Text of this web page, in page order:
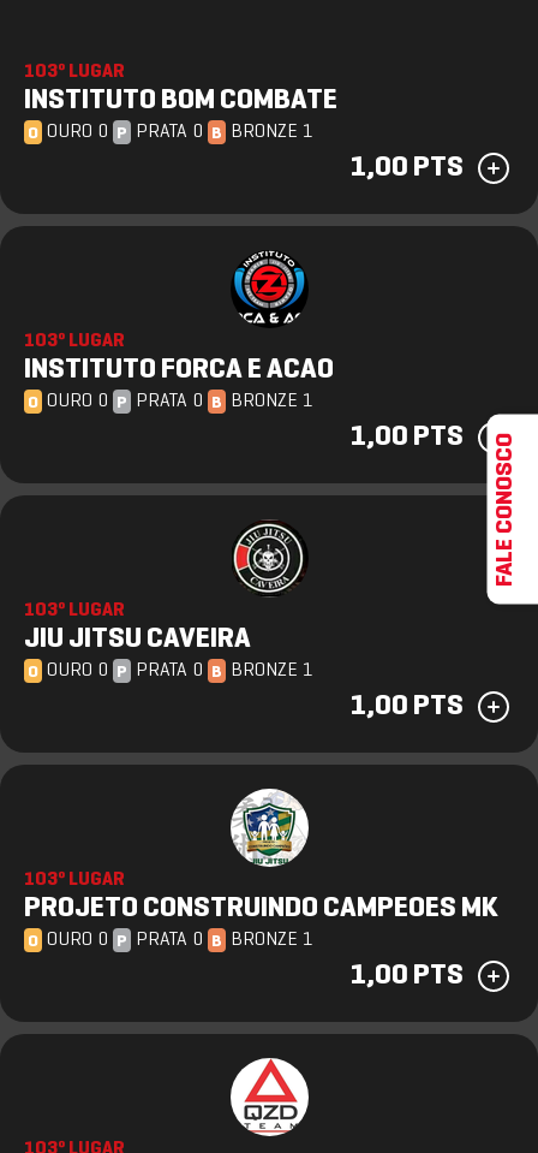
103º LUGAR
INSTITUTO BOM COMBATE
O OURO 0 P PRATA 0 B BRONZE 1
1,00 PTS
103º LUGAR
INSTITUTO FORCA E ACAO
O OURO 0 P PRATA 0 B BRONZE 1
1,00 PTS
103º LUGAR
JIU JITSU CAVEIRA
O OURO 0 P PRATA 0 B BRONZE 1
1,00 PTS
103º LUGAR
PROJETO CONSTRUINDO CAMPEOES MK
O OURO 0 P PRATA 0 B BRONZE 1
1,00 PTS
103º LUGAR
FALE CONOSCO